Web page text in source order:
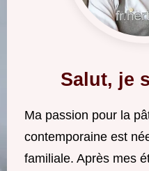
Salut, je
Ma passion pour la
contemporaine est
familiale. Après mes